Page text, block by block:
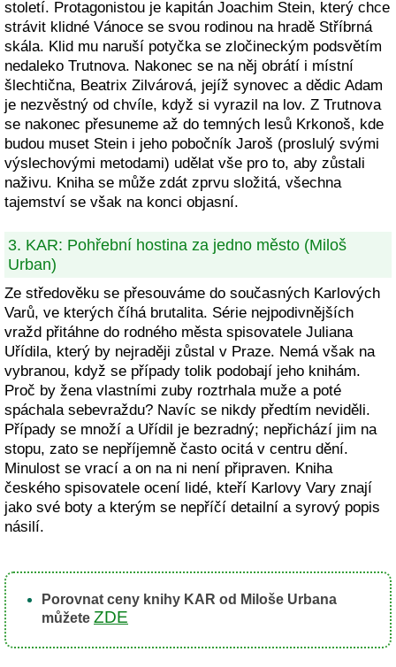
století. Protagonistou je kapitán Joachim Stein, který chce
strávit klidné Vánoce se svou rodinou na hradě Stříbrná
skála. Klid mu naruší potyčka se zločineckým podsvětím
nedaleko Trutnova. Nakonec se na něj obrátí i místní
šlechtična, Beatrix Zilvárová, jejíž synovec a dědic Adam
je nezvěstný od chvíle, když si vyrazil na lov. Z Trutnova
se nakonec přesuneme až do temných lesů Krkonoš, kde
budou muset Stein i jeho pobočník Jaroš (proslulý svými
výslechovými metodami) udělat vše pro to, aby zůstali
naživu. Kniha se může zdát zprvu složitá, všechna
tajemství se však na konci objasní.
3. KAR: Pohřební hostina za jedno město (Miloš
Urban)
Ze středověku se přesouváme do současných Karlových
Varů, ve kterých číhá brutalita. Série nejpodivnějších
vražd přitáhne do rodného města spisovatele Juliana
Uřídila, který by nejraději zůstal v Praze. Nemá však na
vybranou, když se případy tolik podobají jeho knihám.
Proč by žena vlastními zuby roztrhala muže a poté
spáchala sebevraždu? Navíc se nikdy předtím neviděli.
Případy se množí a Uřídil je bezradný; nepřichází jim na
stopu, zato se nepříjemně často ocitá v centru dění.
Minulost se vrací a on na ni není připraven. Kniha
českého spisovatele ocení lidé, kteří Karlovy Vary znají
jako své boty a kterým se nepříčí detailní a syrový popis
násilí.
Porovnat ceny knihy KAR od Miloše Urbana
můžete ZDE